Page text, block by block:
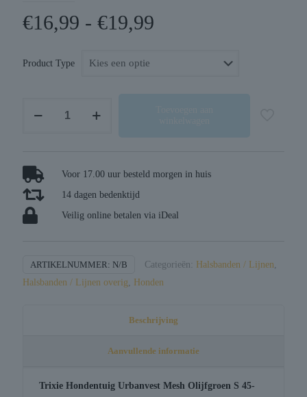
€16,99 - €19,99
Product Type
olijfgroen
aantal
Voor 17.00 uur besteld morgen in huis
14 dagen bedenktijd
Veilig online betalen via iDeal
ARTIKELNUMMER: N/B Categorieën: Halsbanden / Lijnen,
Halsbanden / Lijnen overig, Honden
Beschrijving
Aanvullende informatie
Trixie Hondentuig Urbanvest Mesh Olijfgroen S 45-